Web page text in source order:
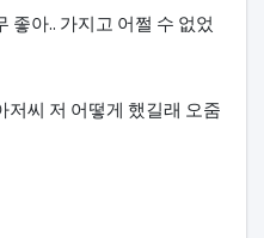
좋아.. 가지고 어쩔 수 없었
저씨 저 어떻게 했길래 오줌